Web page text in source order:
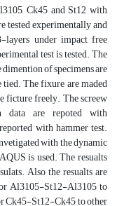
Ck45 and St12 with
tested experimentally and
layers under impact free
test is tested. The
of specimens are
The fixure are maded
ficture freely. The screew
data are repoted with
with hammer test.
with the dynamic
is used. The resualts
Also the resualts are
Al3105-St12-Al3105 to
Ck45-St12-Ck45 to other